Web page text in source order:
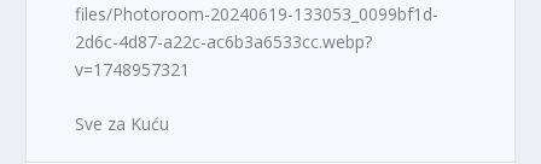
files/Photoroom-20240619-133053_0099bf1d-
2d6c-4d87-a22c-ac6b3a6533cc.webp?
v=1748957321
Sve za Kuću